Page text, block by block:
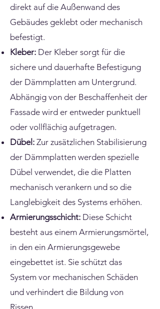
direkt auf die Außenwand des
Gebäudes geklebt oder mechanisch
befestigt.
Kleber: Der Kleber sorgt für die
sichere und dauerhafte Befestigung
der Dämmplatten am Untergrund.
Abhängig von der Beschaffenheit der
Fassade wird er entweder punktuell
oder vollflächig aufgetragen.
Dübel: Zur zusätzlichen Stabilisierung
der Dämmplatten werden spezielle
Dübel verwendet, die die Platten
mechanisch verankern und so die
Langlebigkeit des Systems erhöhen.
Armierungsschicht: Diese Schicht
besteht aus einem Armierungsmörtel,
in den ein Armierungsgewebe
eingebettet ist. Sie schützt das
System vor mechanischen Schäden
und verhindert die Bildung von
Rissen.